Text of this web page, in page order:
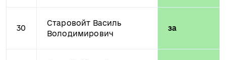
30
Старовойт Василь
Володимирович
за